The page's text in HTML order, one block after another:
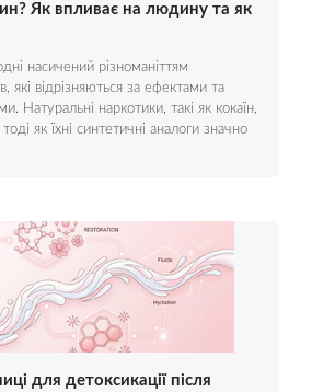
Як впливає на людину та як
насичений різноманіттям
які відрізняються за ефектами та
Натуральні наркотики, такі як кокаїн,
як їхні синтетичні аналоги значно
для детоксикації після